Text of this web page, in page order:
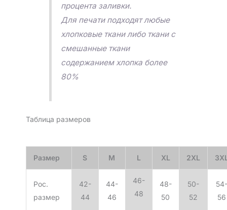
процента заливки.
Для печати подходят любые
хлопковые ткани либо ткани с
смешанные ткани
содержанием хлопка более
80%
Таблица размеров
Размер S M L XL 2XL
Рос.
размер
42-
44
44-
46
46-
48
48-
50
50-
52
54-
56